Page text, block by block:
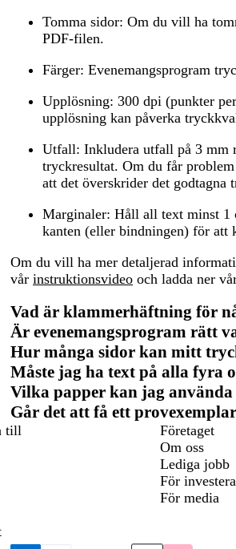
Tomma sidor: Om du vill ha
PDF-filen.
Färger: Evenemangsprogram
Upplösning: 300 dpi (punkter
upplösning kan påverka
Utfall: Inkludera utfall på 3 mm
tryckresultat. Om du får
att det överskrider det godtagna
Marginaler: Håll all text minst 1
kanten (eller bindningen) för att
Om du vill ha mer detaljerad
vår instruktionsvideo och ladda ner
Vad är klammerhäftning för
Är evenemangsprogram rätt
Hur många sidor kan mitt
Måste jag ha text på alla fyra
Vilka papper kan jag
Går det att få ett
till
Företaget
Om oss
Lediga jobb
För
För media